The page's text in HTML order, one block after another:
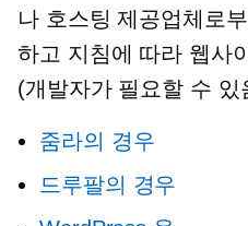
나 호스팅 제공업체로
하고 지침에 따라 웹사
(개발자가 필요할 수 있
줌라의 경우
드루팔의 경우